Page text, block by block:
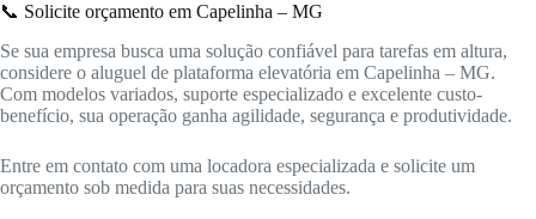
📞 Solicite orçamento em Capelinha – MG
Se sua empresa busca uma solução confiável para tarefas em altura,
considere o aluguel de plataforma elevatória em Capelinha – MG.
Com modelos variados, suporte especializado e excelente custo-
benefício, sua operação ganha agilidade, segurança e produtividade.
Entre em contato com uma locadora especializada e solicite um
orçamento sob medida para suas necessidades.